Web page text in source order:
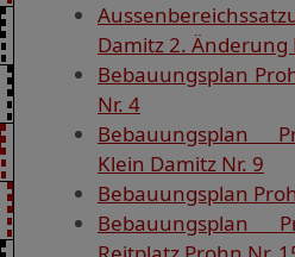
Damitz 2. Änderung
Bebauungsplan
Nr. 4
Bebauungsplan
Klein Damitz Nr. 9
Bebauungsplan
Bebauungsplan